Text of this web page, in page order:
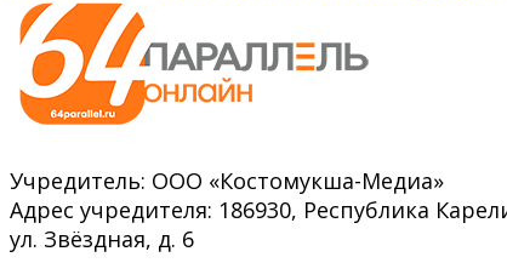
Учредитель: ООО «Костомукша-Медиа»
Адрес учредителя: 186930, Республика
ул. Звёздная, д. 6